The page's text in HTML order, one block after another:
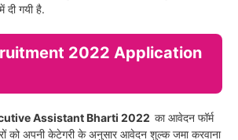
दी गयी है.
2022 Application
Assistant Bharti 2022 का आवेदन फॉर्म
को अपनी केटेगरी के अनुसार आवेदन शुल्क जमा करवाना